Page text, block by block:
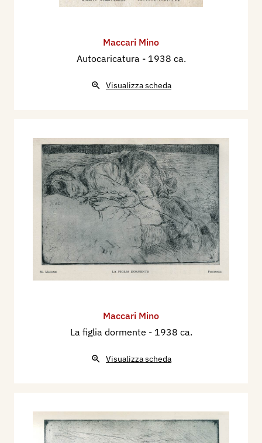
Maccari Mino
Autocaricatura - 1938 ca.
Visualizza scheda
Maccari Mino
La figlia dormente - 1938 ca.
Visualizza scheda